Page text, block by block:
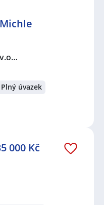
Plný úvazek
000 Kč